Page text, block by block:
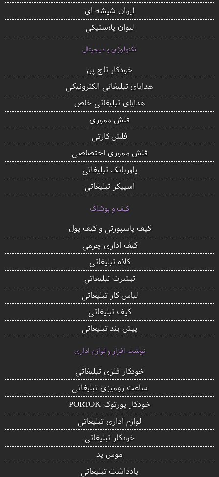
لیوان شیشه ای
لیوان پلاستیکی
تکنولوژی و دیجیتال
خودکار تاچ پن
هدایای تبلیغاتی الکترونیکی
هدایای تبلیغاتی خاص
فلش مموری
فلش کارتی
فلش مموری اختصاصی
پاوربانک تبلیغاتی
اسپیکر تبلیغاتی
کیف و پوشاک
کیف پاسپورتی و کیف پول
کیف اداری چرمی
کلاه تبلیغاتی
تیشرت تبلیغاتی
لباس کار تبلیغاتی
کیف تبلیغاتی
پیش بند تبلیغاتی
نوشت افزار و لوازم اداری
خودکار فلزی تبلیغاتی
ساعت رومیزی تبلیغاتی
خودکار پورتوک PORTOK
لوازم اداری تبلیغاتی
خودکار تبلیغاتی
موس پد
یادداشت تبلیغاتی